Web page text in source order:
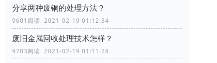
分享两种废铜的处理方法？
9601阅读 2021-02-19 01:12:34
废旧金属回收处理技术怎样？
9703阅读 2021-02-19 01:11:28